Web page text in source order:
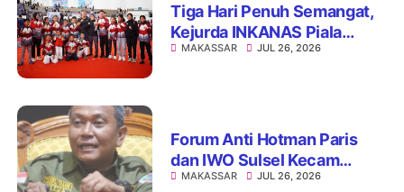
Tiga Hari Penuh Semangat,
Kejurda INKANAS Piala
Kapolda Sulsel 2026 Sukses
MAKASSAR JUL 26, 2026
Forum Anti Hotman Paris
dan IWO Sulsel Kecam
Dugaan Pelecehan terhadap
MAKASSAR JUL 26, 2026